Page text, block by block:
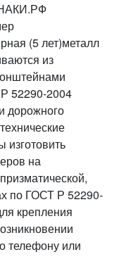
(5 лет)металл
из
52290-2004
дорожного
на
по ГОСТ Р 52290-
крепления
телефону или